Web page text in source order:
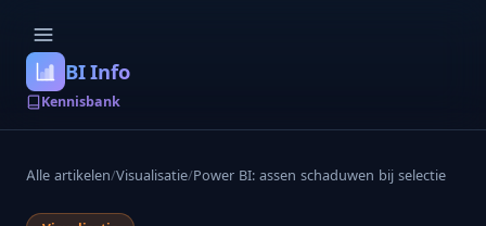
BI Info
Kennisbank
Alle artikelen/Visualisatie/Power BI: assen schaduwen bij selectie